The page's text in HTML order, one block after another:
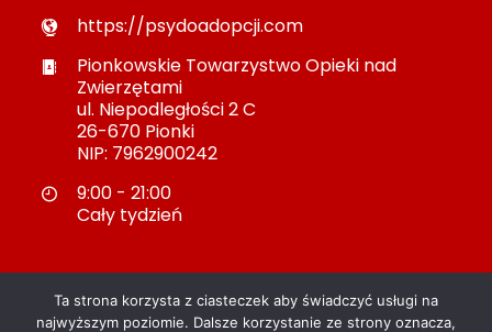
https://psydoadopcji.com
Pionkowskie Towarzystwo Opieki nad
Zwierzętami
ul. Niepodległości 2 C
26-670 Pionki
NIP: 7962900242
9:00 - 21:00
Cały tydzień
© 2022 Viral Mag. All Right Reserved.Polityka
Ta strona korzysta z ciasteczek aby świadczyć usługi na
najwyższym poziomie. Dalsze korzystanie ze strony oznacza,